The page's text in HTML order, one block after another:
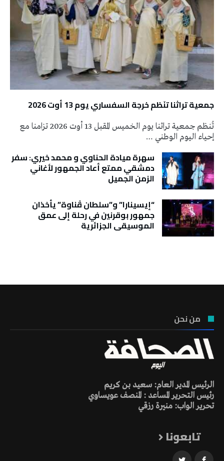
جمعية تراثنا تنَظم خرجة السفساري يوم 13 أوت 2026
تُنظم جمعية تراثنا يوم الخميس المقبل 13 أوت 2026 تزامنا مع
إحياء اليوم الوطني …
سهرة ميادة الحناوي و محمد خيري: سفر
دمشقي ممتع أعاد الجمهور لأغاني
الزمن الجميل
“إيسينارا” و”سلطان ڤناوة” يأخذان
جمهور بوقرنين في رحلة إلى عمق
الموسيقى الجزائرية
من نحن
الرئيس المدير العام: سعيد بن كريم
رئيس التحرير المساعد : المنصف عويساوي
تحرير الواب: منيرة رزقي
تابعونا